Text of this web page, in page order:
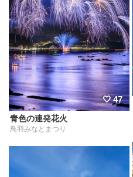
47
青色の連発花火
鳥羽みなとまつり